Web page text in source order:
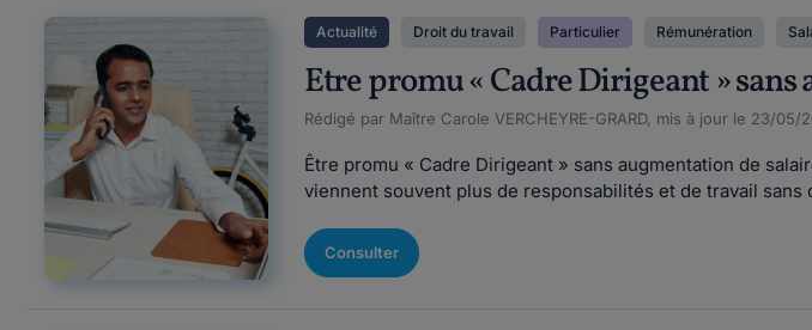
Actualité Droit du travail Particulier Rémunération
Etre promu « Cadre Dirigeant »
Rédigé par Maître Carole VERCHEYRE-GRARD, mis à jour le 23/05/
Être promu « Cadre Dirigeant » sans augmentation de
viennent souvent plus de responsabilités et de travail
Consulter